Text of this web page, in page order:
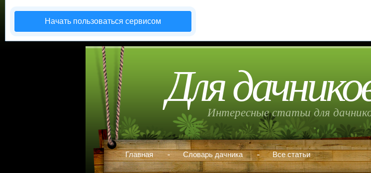
Начать пользоваться сервисом
Для
Интересные статьи для
Главная Словарь дачника Все статьи